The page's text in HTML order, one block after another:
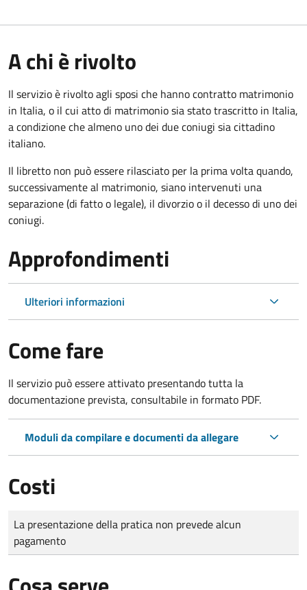
A chi è rivolto
Il servizio è rivolto agli sposi che hanno contratto matrimonio
in Italia, o il cui atto di matrimonio sia stato trascritto in Italia,
a condizione che almeno uno dei due coniugi sia cittadino
italiano.
Il libretto non può essere rilasciato per la prima volta quando,
successivamente al matrimonio, siano intervenuti una
separazione (di fatto o legale), il divorzio o il decesso di uno dei
coniugi.
Approfondimenti
Ulteriori informazioni
Come fare
Il servizio può essere attivato presentando tutta la
documentazione prevista, consultabile in formato PDF.
Moduli da compilare e documenti da allegare
Costi
Tipo di pagamento
Importo
La presentazione della pratica non prevede alcun
pagamento